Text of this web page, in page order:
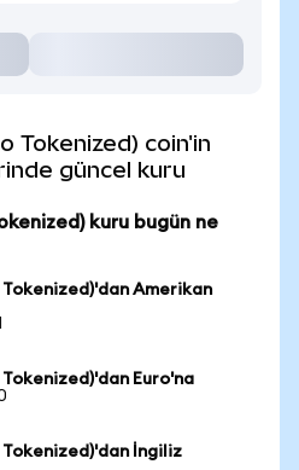
Tokenized) coin'in
güncel kuru
kuru bugün ne
Amerikan
Euro'na
İngiliz